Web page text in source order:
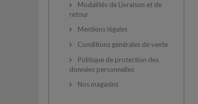
Modalités de Livraison et de
retour
Mentions légales
Conditions générales de vente
Politique de protection des
données personnelles
Nos magasins